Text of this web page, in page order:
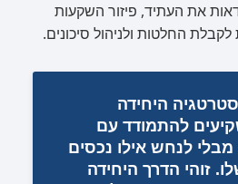
את העתיד, פיזור השקעות
החלטות ולניהול סיכונים.
היחידה
להתמודד עם
לנחש אילו נכסים
זוהי הדרך היחידה